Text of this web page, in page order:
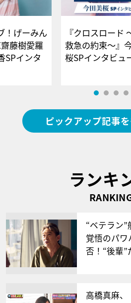
！げーみん
藤樹愛羅
SPインタ
『クロスロード
救急の約束～』
桜SPインタビ
ピックアップ記事
ランキ
“ベテラン
覚悟のパワ
否！“後輩
高橋真麻、